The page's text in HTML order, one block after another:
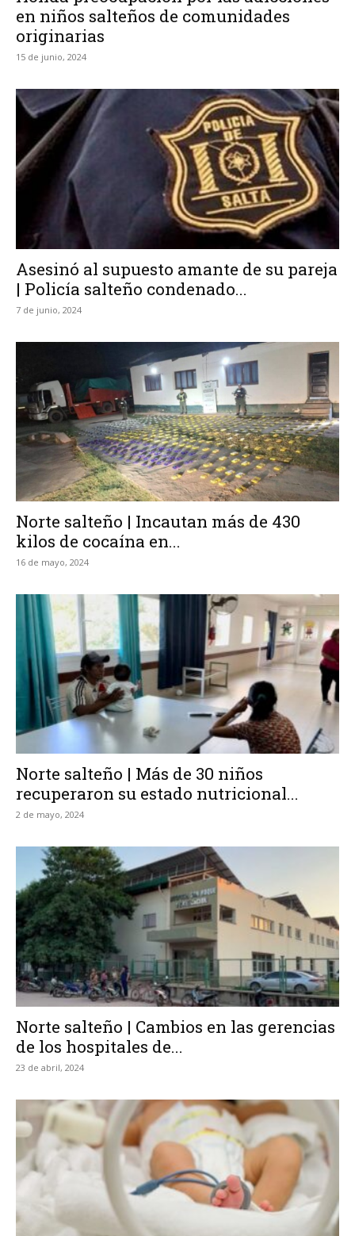
en niños salteños de comunidades
originarias
15 de junio, 2024
Asesinó al supuesto amante de su pareja
| Policía salteño condenado...
7 de junio, 2024
Norte salteño | Incautan más de 430
kilos de cocaína en...
16 de mayo, 2024
Norte salteño | Más de 30 niños
recuperaron su estado nutricional...
2 de mayo, 2024
Norte salteño | Cambios en las gerencias
de los hospitales de...
23 de abril, 2024